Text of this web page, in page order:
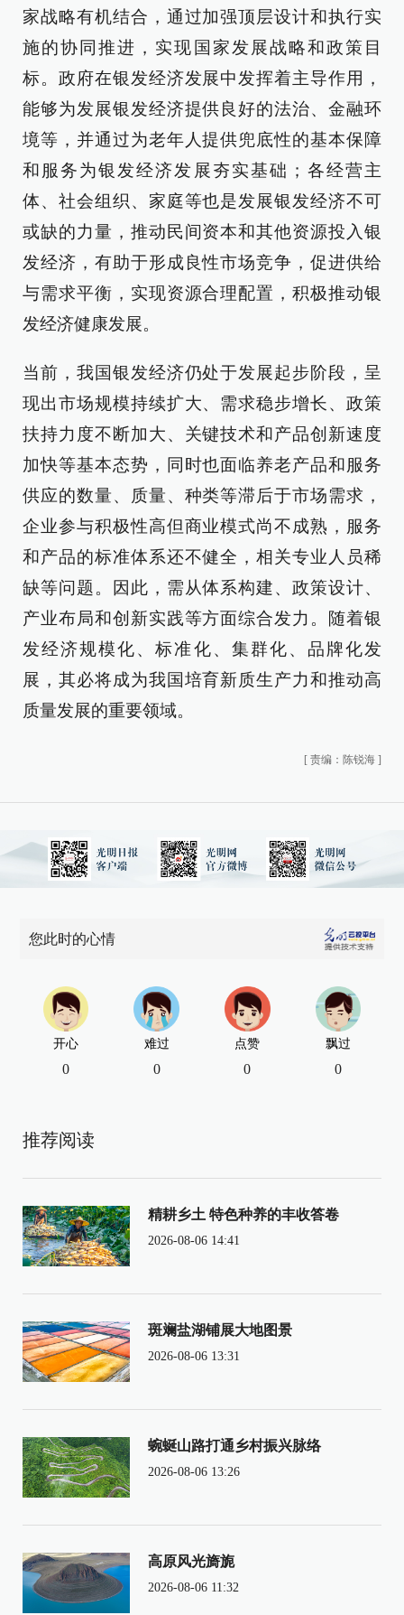
家战略有机结合，通过加强顶层设计和执行实
施的协同推进，实现国家发展战略和政策目
标。政府在银发经济发展中发挥着主导作用，
能够为发展银发经济提供良好的法治、金融环
境等，并通过为老年人提供兜底性的基本保障
和服务为银发经济发展夯实基础；各经营主
体、社会组织、家庭等也是发展银发经济不可
或缺的力量，推动民间资本和其他资源投入银
发经济，有助于形成良性市场竞争，促进供给
与需求平衡，实现资源合理配置，积极推动银
发经济健康发展。
当前，我国银发经济仍处于发展起步阶段，呈
现出市场规模持续扩大、需求稳步增长、政策
扶持力度不断加大、关键技术和产品创新速度
加快等基本态势，同时也面临养老产品和服务
供应的数量、质量、种类等滞后于市场需求，
企业参与积极性高但商业模式尚不成熟，服务
和产品的标准体系还不健全，相关专业人员稀
缺等问题。因此，需从体系构建、政策设计、
产业布局和创新实践等方面综合发力。随着银
发经济规模化、标准化、集群化、品牌化发
展，其必将成为我国培育新质生产力和推动高
质量发展的重要领域。
[ 责编：陈锐海 ]
您此时的心情
开心
0
难过
0
点赞
0
飘过
0
推荐阅读
精耕乡土 特色种养的丰收答卷
2026-08-06 14:41
斑斓盐湖铺展大地图景
2026-08-06 13:31
蜿蜒山路打通乡村振兴脉络
2026-08-06 13:26
高原风光旖旎
2026-08-06 11:32